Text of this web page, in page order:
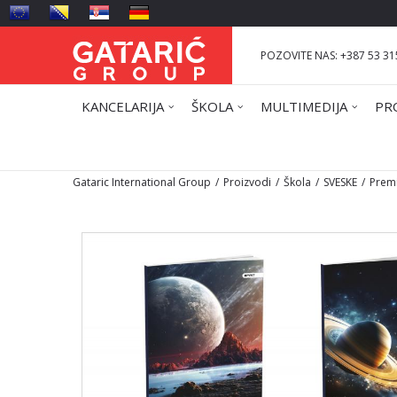
POZOVITE NAS: +387 53
KANCELARIJA ŠKOLA MULTIMEDIJA
Gataric International Group Proizvodi Škola SVESKE